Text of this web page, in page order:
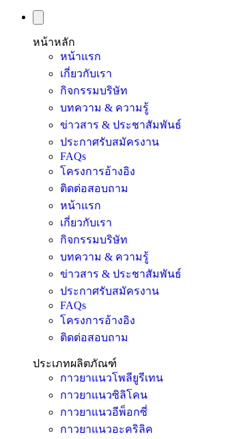
หน้าหลัก
หน้าแรก
เกี่ยวกับเรา
กิจกรรมบริษัท
บทความ & ความรู้
ข่าวสาร & ประชาสัมพันธ์
ประกาศรับสมัครงาน
FAQs
โครงการอ้างอิง
ติดต่อสอบถาม
หน้าแรก
เกี่ยวกับเรา
กิจกรรมบริษัท
บทความ & ความรู้
ข่าวสาร & ประชาสัมพันธ์
ประกาศรับสมัครงาน
FAQs
โครงการอ้างอิง
ติดต่อสอบถาม
ประเภทผลิตภัณฑ์
กาวยาแนวโพลียูรีเทน
กาวยาแนวซิลิโคน
กาวยาแนวอีพ็อกซี่
กาวยาแนวอะคริลิค